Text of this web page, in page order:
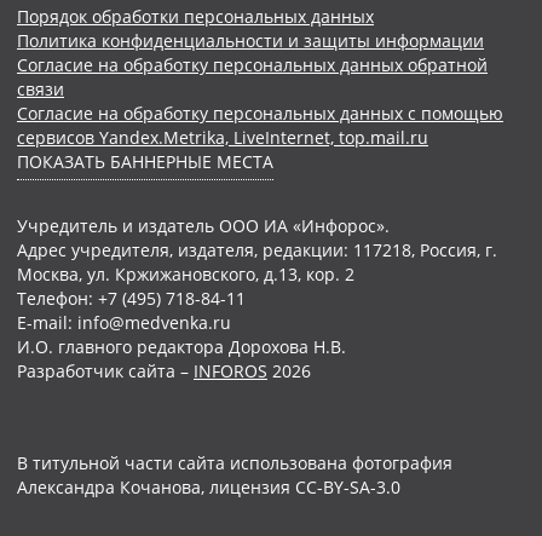
Порядок обработки персональных данных
Политика конфиденциальности и защиты информации
Согласие на обработку персональных данных обратной
связи
Согласие на обработку персональных данных с помощью
сервисов Yandex.Metrika, LiveInternet, top.mail.ru
ПОКАЗАТЬ БАННЕРНЫЕ МЕСТА
Учредитель и издатель ООО ИА «Инфорос».
Адрес учредителя, издателя, редакции: 117218, Россия, г.
Москва, ул. Кржижановского, д.13, кор. 2
Телефон: +7 (495) 718-84-11
E-mail: info@medvenka.ru
И.О. главного редактора Дорохова Н.В.
Разработчик сайта – INFOROS 2026
В титульной части сайта использована фотография
Александра Кочанова, лицензия CC-BY-SA-3.0